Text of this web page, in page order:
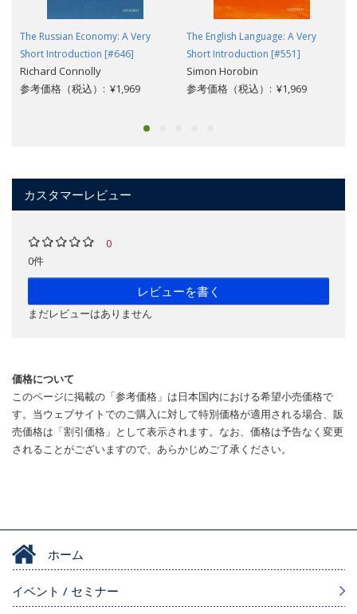
The Russian Economy: A Very
Short Introduction [#646]
Richard Connolly
参考価格（税込）: ¥1,969
The English Language: A Very
Short Introduction [#551]
Simon Horobin
参考価格（税込）: ¥1,969
カスタマーレビュー
0
0件
レビューを書く
まだレビューはありません
価格について
このページに掲載の「参考価格」は日本国内における希望小売価格で
す。当ウェブサイトでのご購入に対して特別価格が適用される場合、販
売価格は「割引価格」として表示されます。なお、価格は予告なく変更
されることがございますので、あらかじめご了承ください。
ホーム
イベント / セミナー